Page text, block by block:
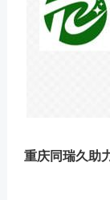
重庆同瑞久助